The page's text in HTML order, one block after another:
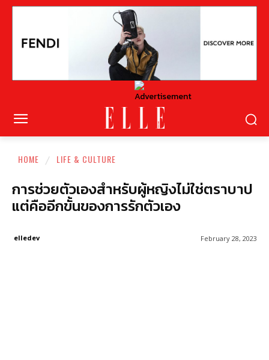
HOME LIFE & CULTURE
การช่วยตัวเองสำหรับผู้หญิงไม่ใช่ตราบาป
แต่คืออีกขั้นของการรักตัวเอง
February 28, 2023
elledev